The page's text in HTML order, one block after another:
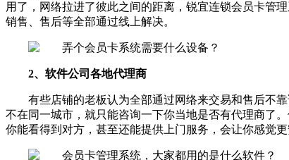
用了，网络拉进了彼此之间的距离，锐宜连锁会员卡管
销售、售后等全部通过线上解决。
2、软件公司各地代理商
有些店铺的老板认为全部通过网络来交易和售后不
不在同一城市，就只能咨询一下你当地是否有代理商了
你能看得到对方，甚至还能提供上门服务，会让你感觉